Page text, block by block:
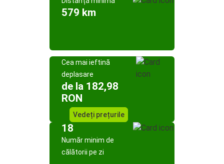
579 km
Cea mai ieftină
deplasare
de la 182,98
RON
Vedeți prețurile
18
Număr minim de
călătorii pe zi